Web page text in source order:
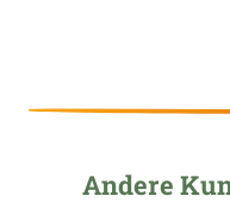
Andere